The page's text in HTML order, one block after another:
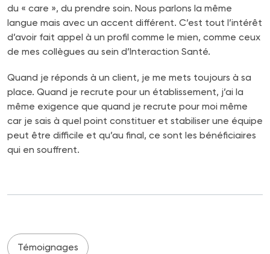
du « care », du prendre soin. Nous parlons la même
langue mais avec un accent différent. C’est tout l’intérêt
d’avoir fait appel à un profil comme le mien, comme ceux
de mes collègues au sein d’Interaction Santé.
Quand je réponds à un client, je me mets toujours à sa
place. Quand je recrute pour un établissement, j’ai la
même exigence que quand je recrute pour moi même
car je sais à quel point constituer et stabiliser une équipe
peut être difficile et qu’au final, ce sont les bénéficiaires
qui en souffrent.
Témoignages